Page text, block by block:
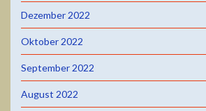
Dezember 2022
Oktober 2022
September 2022
August 2022